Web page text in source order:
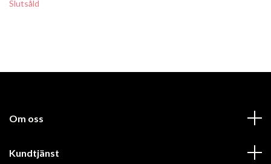
Slutsåld
Om oss
Kundtjänst